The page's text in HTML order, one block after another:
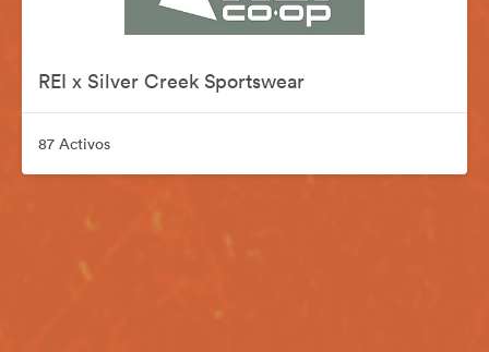
REI x Silver Creek Sportswear
87 Activos